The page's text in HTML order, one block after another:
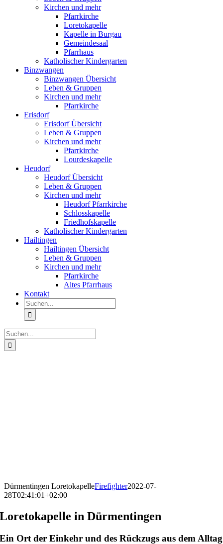
Kirchen und mehr
Pfarrkirche
Loretokapelle
Kapelle in Burgau
Gemeindesaal
Pfarrhaus
Katholischer Kindergarten
Binzwangen
Binzwangen Übersicht
Leben & Gruppen
Kirchen und mehr
Pfarrkirche
Erisdorf
Erisdorf Übersicht
Leben & Gruppen
Kirchen und mehr
Pfarrkirche
Lourdeskapelle
Heudorf
Heudorf Übersicht
Leben & Gruppen
Kirchen und mehr
Heudorf Pfarrkirche
Schlosskapelle
Friedhofskapelle
Katholischer Kindergarten
Hailtingen
Hailtingen Übersicht
Leben & Gruppen
Kirchen und mehr
Pfarrkirche
Altes Pfarrhaus
Kontakt
Suche
nach:
Suche
nach:
Dürmentingen LoretokapelleFirefighter2022-07-
28T02:41:01+02:00
Loretokapelle in Dürmentingen
Ein Ort der Einkehr und des Rückzugs aus dem Alltag